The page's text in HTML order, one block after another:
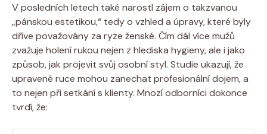
V posledních letech také narostl zájem o takzvanou
„pánskou estetikou,“ tedy o vzhled a úpravy, které byly
dříve považovány za ryze ženské. Čím dál více mužů
zvažuje holení rukou nejen z hlediska hygieny, ale i jako
způsob, jak projevit svůj osobní styl. Studie ukazují, že
upravené ruce mohou zanechat profesionální dojem, a
to nejen při setkání s klienty. Mnozí odborníci dokonce
tvrdí, že: